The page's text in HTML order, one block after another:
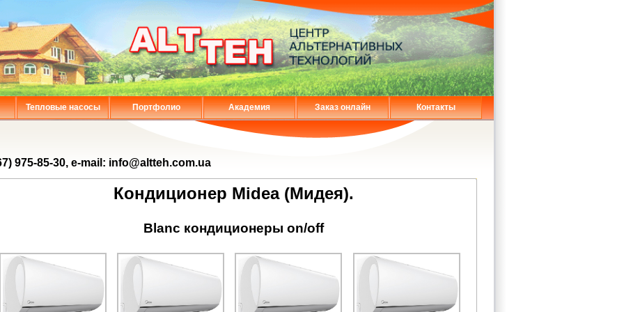
Тепловые насосы Портфолио Академия Заказ онлайн Контакты
975-85-30, e-mail: info@altteh.com.ua
Кондиционер Midea (Мидея).
Blanc кондиционеры on/off